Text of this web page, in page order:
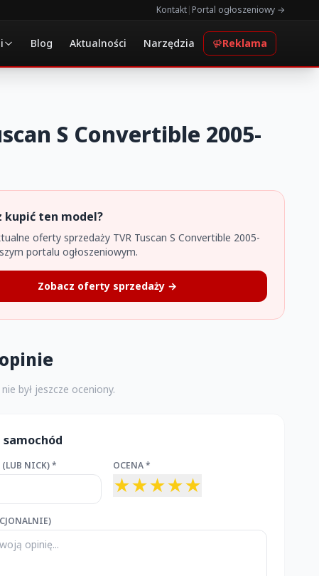
Kontakt| Portal ogłoszeniowy →
Blog Aktualności Narzędzia Reklama
S Convertible 2005-
kupić ten model?
oferty sprzedaży TVR Tuscan S Convertible 2005-
portalu ogłoszeniowym.
Zobacz oferty sprzedaży →
był jeszcze oceniony.
(LUB NICK) * OCENA *
★★★★★